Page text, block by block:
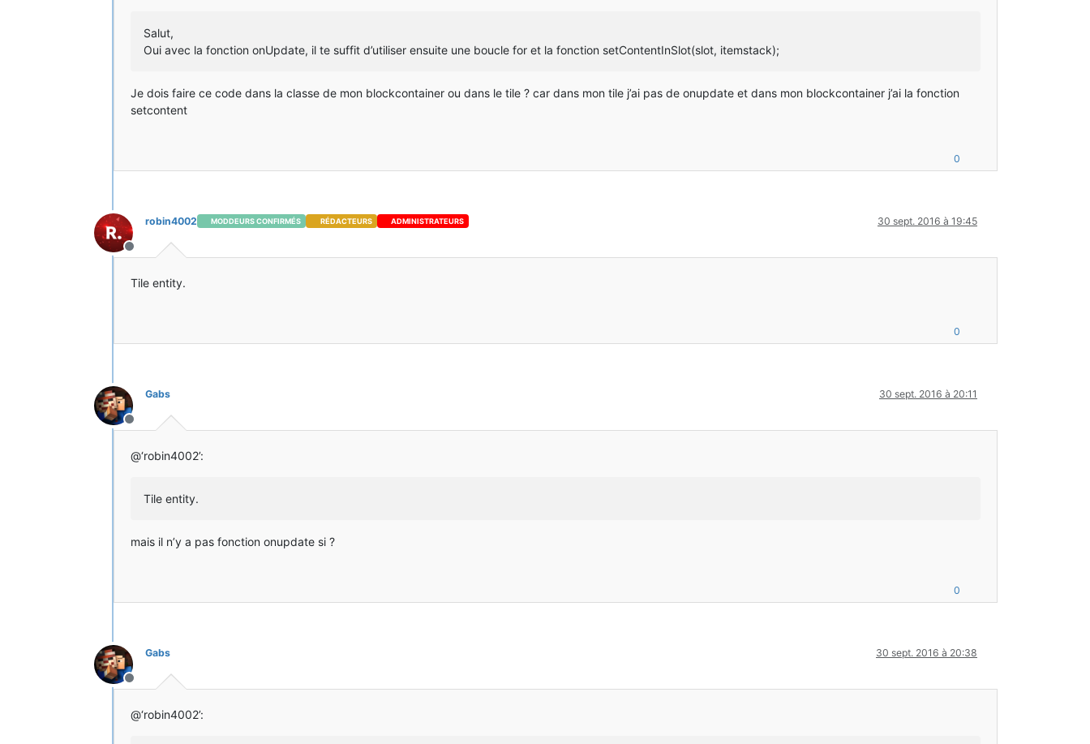
Salut,
Oui avec la fonction onUpdate, il te suffit d’utiliser ensuite une boucle for et la fonction setContentInSlot(slot, itemstack);
Je dois faire ce code dans la classe de mon blockcontainer ou dans le tile ? car dans mon tile j’ai pas de onupdate et dans mon blockcontainer j’ai la fonction
setcontent
0
Hors-ligne
robin4002 MODDEURS CONFIRMÉS RÉDACTEURS ADMINISTRATEURS 30 sept. 2016 à 19:45
Tile entity.
0
Hors-ligne
Gabs 30 sept. 2016 à 20:11
@‘robin4002’:
Tile entity.
mais il n’y a pas fonction onupdate si ?
0
Hors-ligne
Gabs 30 sept. 2016 à 20:38
@‘robin4002’: